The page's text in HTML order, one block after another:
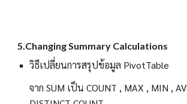
5.Changing Summary Calculations
วิธีเปลี่ยนการสรุปข้อมูล PivotTable
จาก SUM เป็น COUNT , MAX , MIN ,